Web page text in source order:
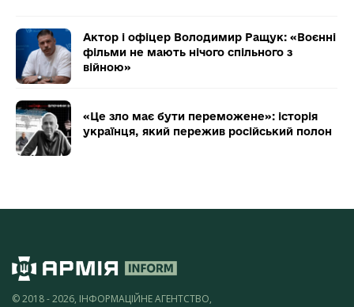
Актор і офіцер Володимир Ращук: «Воєнні
фільми не мають нічого спільного з
війною»
«Це зло має бути переможене»: історія
українця, який пережив російський полон
© 2018 - 2026, ІНФОРМАЦІЙНЕ АГЕНТСТВО,